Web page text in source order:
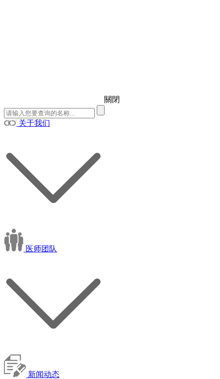
關閉
关于我们
医师团队
新闻动态